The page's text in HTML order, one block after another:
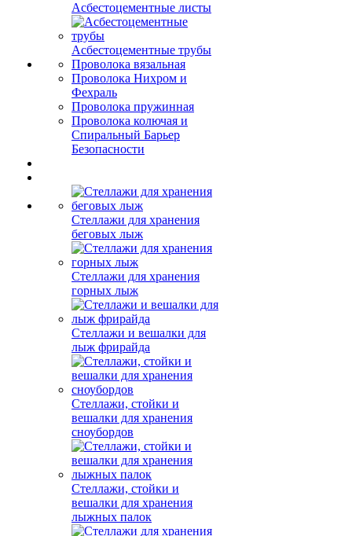
Асбестоцементные листы
Асбестоцементные трубы
Проволока вязальная
Проволока Нихром и
Фехраль
Проволока пружинная
Проволока колючая и
Спиральный Барьер
Безопасности
Стеллажи для хранения
беговых лыж
Стеллажи для хранения
горных лыж
Стеллажи и вешалки для
лыж фрирайда
Стеллажи, стойки и
вешалки для хранения
сноубордов
Стеллажи, стойки и
вешалки для хранения
лыжных палок